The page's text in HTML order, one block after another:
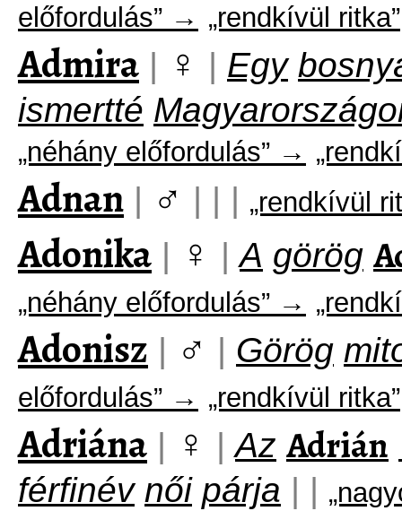
előfordulás” → „rendkívül ritka”
Admira | ♀ | Egy
ismertté
„néhány előfordulás” →
Adnan | ♂ | | | „rendkívül
Adonika | ♀ | A görög
„néhány előfordulás” →
Adonisz | ♂ | Görög
előfordulás” → „rendkívül ritka”
Adriána | ♀ | Az Adrián
férfinév női párja | |